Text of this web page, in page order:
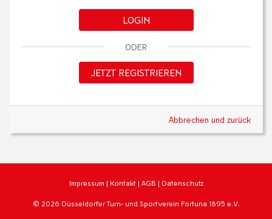
LOGIN
ODER
JETZT REGISTRIEREN
Abbrechen und zurück
Impressum | Kontakt | AGB | Datenschutz
© 2026 Düsseldorfer Turn- und Sportverein Fortuna 1895 e.V.